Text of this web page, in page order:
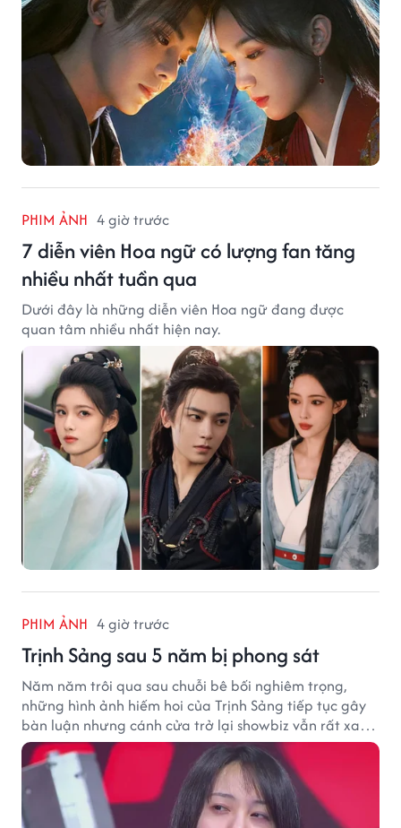
PHIM ẢNH 4 giờ trước
7 diễn viên Hoa ngữ có lượng fan tăng
nhiều nhất tuần qua
Dưới đây là những diễn viên Hoa ngữ đang được
quan tâm nhiều nhất hiện nay.
PHIM ẢNH 4 giờ trước
Trịnh Sảng sau 5 năm bị phong sát
Năm năm trôi qua sau chuỗi bê bối nghiêm trọng,
những hình ảnh hiếm hoi của Trịnh Sảng tiếp tục gây
bàn luận nhưng cánh cửa trở lại showbiz vẫn rất xa
vời.